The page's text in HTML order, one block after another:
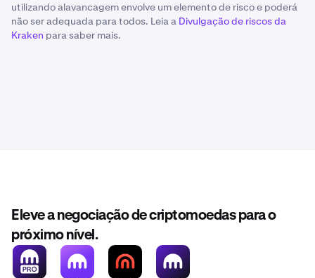
utilizando alavancagem envolve um elemento de risco e poderá
não ser adequada para todos. Leia a Divulgação de riscos da
Kraken para saber mais.
Eleve a negociação de criptomoedas para o
próximo nível.